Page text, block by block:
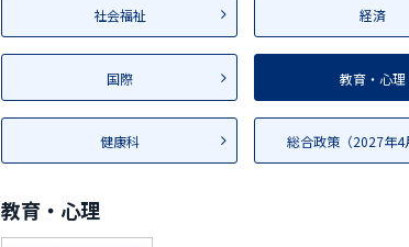
社会福祉 経済
国際 教育・心理
健康科 総合政策（2027年4
教育・心理